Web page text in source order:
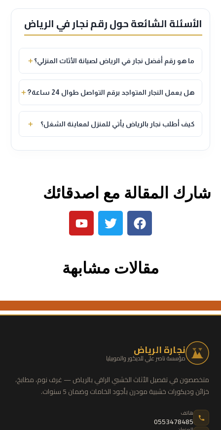
الأسئلة الشائعة حول رقم نجار في الرياض
ما هو رقم أفضل نجار في الرياض لصيانة الأثاث المنزلي؟ ＋
رقم أفضل نجار محترف لصيانة الأثاث المنزلي بمختلف أحياء
الرياض هو 0553478485.
هل يعمل النجار المتواجد برقم التواصل طوال 24 ساعة? ＋
نعم، يعمل الفني المتنقل على مدار 24 ساعة طوال أيام
الأسبوع لتلبية كافة طلبات النجارة الطارئة.
كيف أطلب نجار بالرياض يأتي للمنزل لمعاينة الشغل؟ ＋
الموعد المناسب لزيارة الفني ومعاينة العمل في منزلك.
شارك المقالة مع اصدقائك
مقالات مشابهة
نجارة الرياض
مؤسسة ناصر علي للديكور والموبيليا
متخصصون في تفصيل الأثاث الخشبي الراقي بالرياض — غرف نوم، مطابخ،
خزائن وديكورات خشبية مودرن بأجود الخامات وضمان 5 سنوات.
هاتف
0553478485